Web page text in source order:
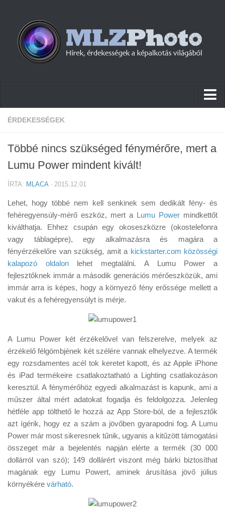
Hírek
Cikkek
Tudástár
Tanácsok
Érdekességek
Helyszíni Riport
E-BB
ÉRDEKESSÉGEK
Többé nincs szükséged fénymérőre, mert a
Lumu Power mindent kivált!
ÍRTA: MLACA· 2015.12.01
Lehet, hogy többé nem kell senkinek sem dedikált fény- és
fehéregyensúly-mérő eszköz, mert a Lumu Power mindkettőt
kiválthatja. Ehhez csupán egy okoseszközre (okostelefonra
vagy táblagépre), egy alkalmazásra és magára a
fényérzékelőre van szükség, amit a kickstarter.com közösségi
kalapozó oldalonlehet megtalálni. A Lumu Power a
fejlesztőknek immár a második generációs mérőeszközük, ami
immár arra is képes, hogy a környező fény erőssége mellett a
vakut és a fehéregyensúlyt is mérje.
A Lumu Power két érzékelővel van felszerelve, melyek az
érzékelő félgömbjének két szélére vannak elhelyezve. A termék
egy rozsdamentes acél tok keretet kapott, és az Apple iPhone
és iPad termékeire csatlakoztatható a Lighting csatlakozáson
keresztül. A fénymérőhöz egyedi alkalmazást is kapunk, ami a
műszer által mért adatokat fogadja és feldolgozza. Jelenleg
hétféle app tölthető le hozzá az App Store-ból, de a fejlesztők
azt ígérik, hogy ez a szám a jövőben gyarapodni fog. A Lumu
Power már most sikeresnek tűnik, ugyanis a kitűzött támogatási
összeget már a bejelentés napján elérte a termék (30 000
dollárról van szó); 149 dollárért viszont még bárki biztosíthat
magának egy Lumu Powert, aminek árusítása jövő július
környékére várható.